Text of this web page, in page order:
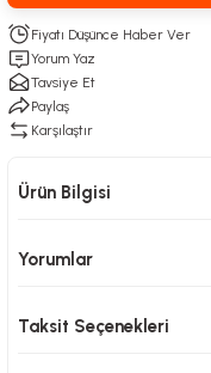
Fiyatı Düşünce Haber Ver
Yorum Yaz
Tavsiye Et
Paylaş
Karşılaştır
Ürün Bilgisi
Yorumlar
Taksit Seçenekleri